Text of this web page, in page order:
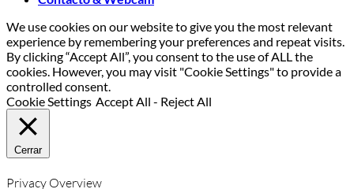
We use cookies on our website to give you the most relevant
experience by remembering your preferences and repeat visits.
By clicking “Accept All”, you consent to the use of ALL the
cookies. However, you may visit "Cookie Settings" to provide a
controlled consent.
Cookie Settings Accept All - Reject All
Cerrar
Privacy Overview